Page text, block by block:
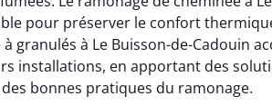
pour préserver le confort
granulés à Le Buisson-de-Cadouin
installations, en apportant des
bonnes pratiques du ramonage.
Très bon travail de
débistrage et ramonage.
Cheminée parfaitement
nettoyée et fonctionnement
nettement amélioré. Je